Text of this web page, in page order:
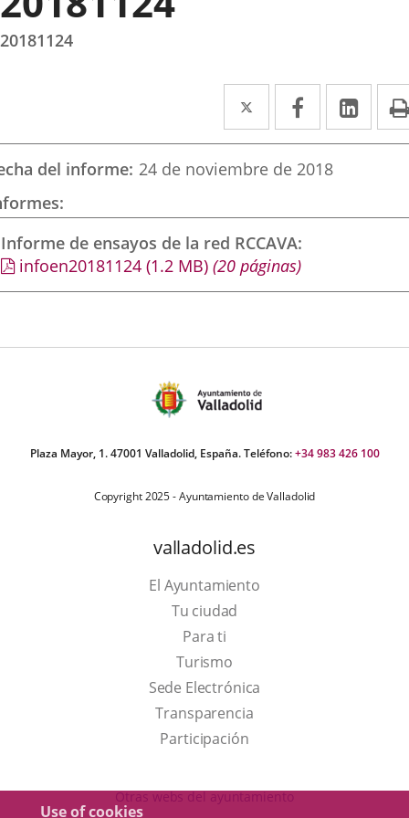
Use of cookies
20181124
Twitter
Enlace
a
una
externa.
Facebook
Enlace
a
una
externa.
a
del informe 24 de noviembre de 2018
Informe de ensayos de la red RCCAVA
infoen20181124 (1.2 MB) (20 páginas)
Plaza Mayor, 1. 47001 Valladolid, España. Teléfono:+34 983 426 100
Copyright 2025 - Ayuntamiento de Valladolid
valladolid.es
El Ayuntamiento
Tu ciudad
Para ti
TurismoThis
link
will
open
a
Sede Electrónica
Transparencia
Participación
Otras webs del ayuntamiento